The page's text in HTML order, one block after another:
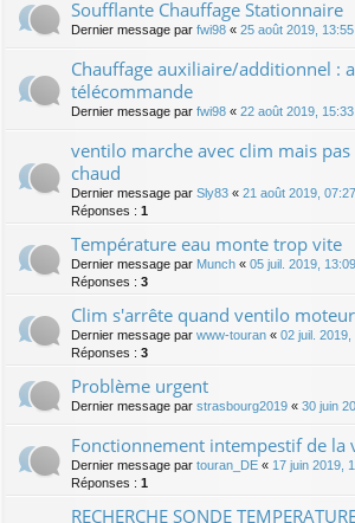
Soufflante Chauffage Stationnaire
Dernier message par fwi98 « 25 août 2019, 13:55
Chauffage auxiliaire/additionnel :
télécommande
Dernier message par fwi98 « 22 août 2019, 15:33
ventilo marche avec clim mais
chaud
Dernier message par Sly83 « 21 août 2019, 07:27
Réponses : 1
Température eau monte trop vite
Dernier message par Munch « 05 juil. 2019, 13:09
Réponses : 3
Clim s'arrête quand ventilo
Dernier message par www-touran « 02 juil. 2019,
Réponses : 3
Problème urgent
Dernier message par strasbourg2019 « 30 juin
Fonctionnement intempestif de la
Dernier message par touran_DE « 17 juin 2019,
Réponses : 1
RECHERCHE SONDE